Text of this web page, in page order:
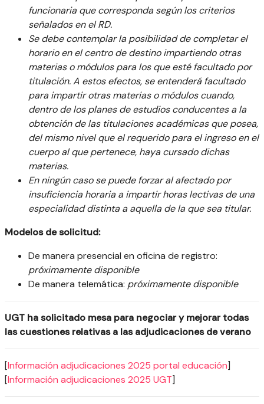
funcionaria que corresponda según los criterios
señalados en el RD.
Se debe contemplar la posibilidad de completar el
horario en el centro de destino impartiendo otras
materias o módulos para los que esté facultado por
titulación. A estos efectos, se entenderá facultado
para impartir otras materiaso módulos cuando,
dentro de los planes de estudios conducentes a la
obtención de las titulaciones académicas que posea,
del mismo nivel que el requerido para el ingreso en el
cuerpo al que pertenece, haya cursado dichas
materias.
En ningún caso se puede forzar al afectado por
insuficiencia horaria a impartir horas lectivas de una
especialidad distinta a aquella de la que sea titular.
Modelos de solicitud:
De manera presencial en oficina de registro:
próximamente disponible
De manera telemática: próximamente disponible
UGT ha solicitado mesa para negociar y mejorar todas
las cuestiones relativas a las adjudicaciones de verano
[Información adjudicaciones 2025 portal educación]
[Información adjudicaciones 2025 UGT]